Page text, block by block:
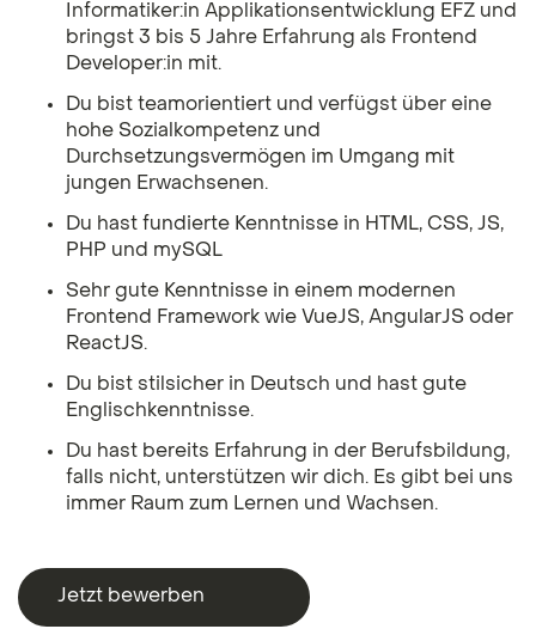
Informatiker:in Applikationsentwicklung EFZ und
bringst 3 bis 5 Jahre Erfahrung als Frontend
Developer:in mit.
Du bist teamorientiert und verfügst über eine
hohe Sozialkompetenz und
Durchsetzungsvermögen im Umgang mit
jungen Erwachsenen.
Du hast fundierte Kenntnisse in HTML, CSS, JS,
PHP und mySQL
Sehr gute Kenntnisse in einem modernen
Frontend Framework wie VueJS, AngularJS oder
ReactJS.
Du bist stilsicher in Deutsch und hast gute
Englischkenntnisse.
Du hast bereits Erfahrung in der Berufsbildung,
falls nicht, unterstützen wir dich. Es gibt bei uns
immer Raum zum Lernen und Wachsen.
Jetzt bewerben